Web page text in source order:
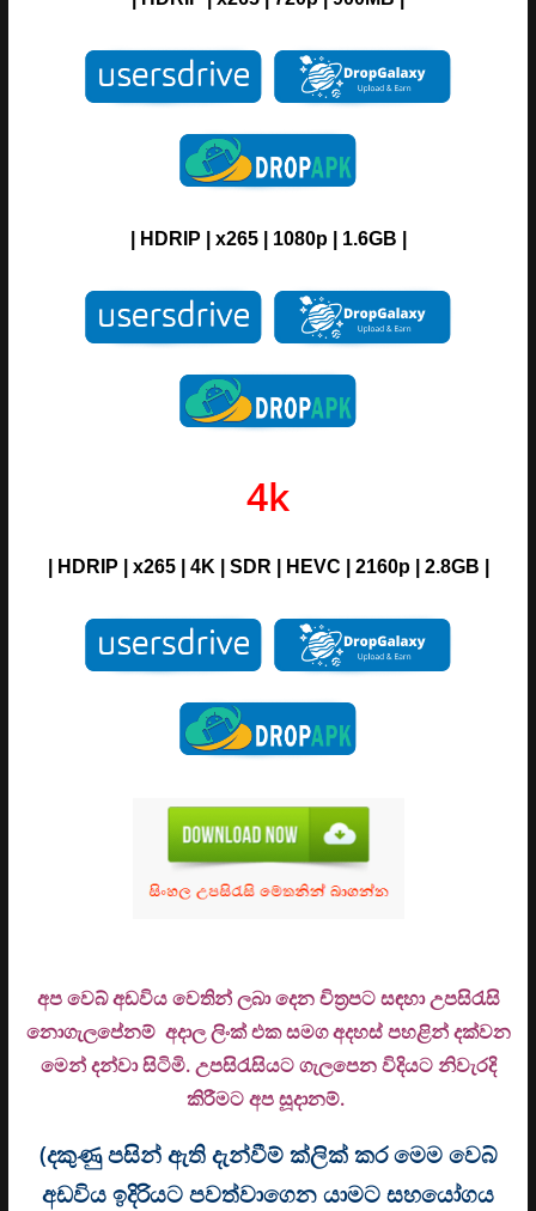
| H DRIP | x265 | 1080p | 1.6GB |
4k
| H DRIP | x265 | 4K | SDR | HEVC | 2160p | 2.8GB |
අප වෙබ් අඩවිය වෙතින් ලබා දෙන චිත්‍රපට සඳහා උපසිරැසි
නොගැලපේනම් අදාල ලිංක් එක සමග අදහස් පහළින් දක්වන
මෙන් දන්වා සිටිමි. උපසිරැසියට ගැලපෙන විදියට නිවැරදි
කිරීමට අප සූදානම්.
(දකුණු පසින් ඇති දැන්වීම් ක්ලික් කර මෙම වෙබ්
අඩවිය ඉදිරියට පවත්වාගෙන යාමට සහයෝගය